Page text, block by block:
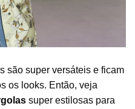
são super versáteis e ficam
os looks. Então, veja
super estilosas para